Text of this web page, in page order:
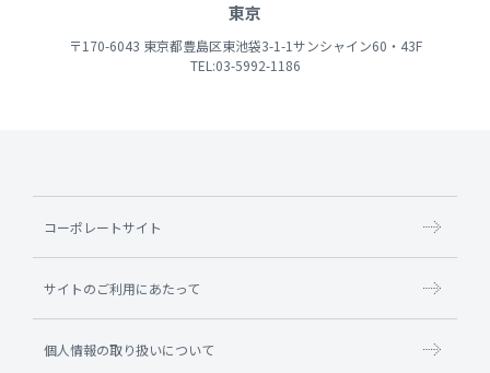
東京
〒170-6043 東京都豊島区東池袋3-1-1サンシャイン60・43F
TEL:03-5992-1186
コーポレートサイト
サイトのご利用にあたって
個人情報の取り扱いについて